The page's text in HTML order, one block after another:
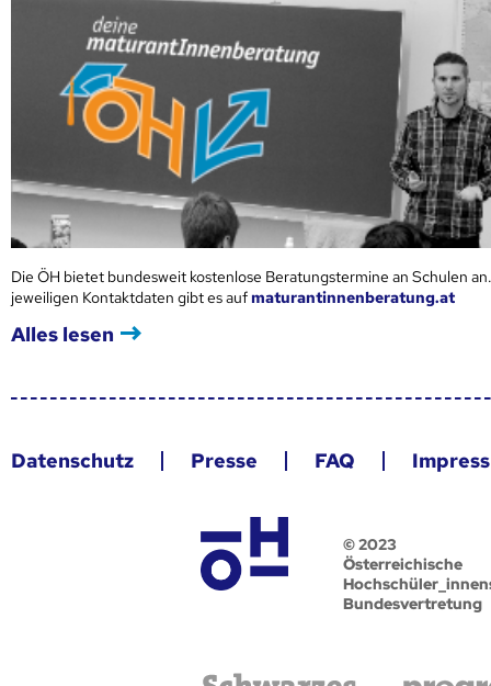
Die ÖH bietet bundesweit kostenlose Beratungstermine an Schulen
jeweiligen Kontaktdaten gibt es aufmaturantinnenberatung.at
Alles lesen
Datenschutz Presse FAQ
© 2023
Österreichische
Bundesvertretung